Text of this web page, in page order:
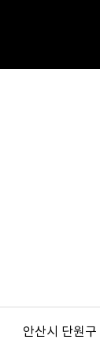
안산시 단원